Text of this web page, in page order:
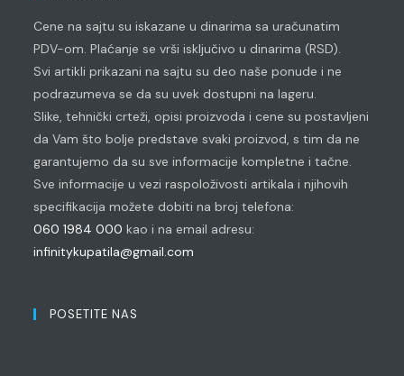
application
Cene na sajtu su iskazane u dinarima sa uračunatim
PDV-om. Plaćanje se vrši isključivo u dinarima (RSD).
Svi artikli prikazani na sajtu su deo naše ponude i ne
podrazumeva se da su uvek dostupni na lageru.
Slike, tehnički crteži, opisi proizvoda i cene su postavljeni
da Vam što bolje predstave svaki proizvod, s tim da ne
garantujemo da su sve informacije kompletne i tačne.
Sve informacije u vezi raspoloživosti artikala i njihovih
specifikacija možete dobiti na broj telefona:
060 1984 000 kao i na email adresu:
infinitykupatila@gmail.com
POSETITE NAS